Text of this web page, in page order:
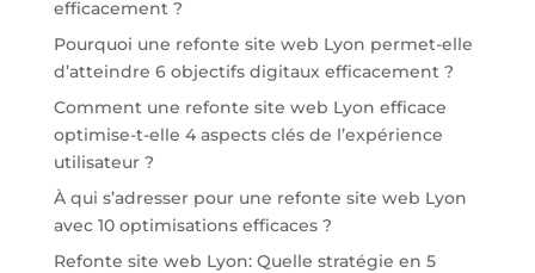
efficacement ?
Pourquoi une refonte site web Lyon permet-elle
d’atteindre 6 objectifs digitaux efficacement ?
Comment une refonte site web Lyon efficace
optimise-t-elle 4 aspects clés de l’expérience
utilisateur ?
À qui s’adresser pour une refonte site web Lyon
avec 10 optimisations efficaces ?
Refonte site web Lyon: Quelle stratégie en 5